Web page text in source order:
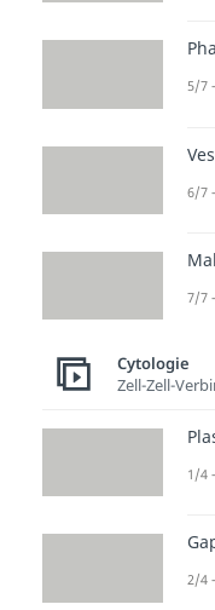
5/7
6/7
7/7
Cytologie
Zell-Zell-
1/4
2/4